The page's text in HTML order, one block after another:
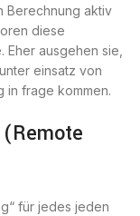
Berechnung aktiv
diese
ausgehen sie,
einsatz von
in frage kommen.
für jedes jeden